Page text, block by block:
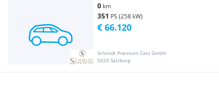
0 km
351 PS (258 kW)
Schmidt Premium Cars GmbH
5020 Salzburg
€ 66.120